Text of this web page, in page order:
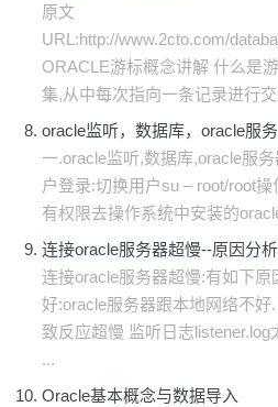
原文
URL:http://www.2cto.com/
ORACLE游标概念讲解 什么是
集,从中每次指向一条记录进行
oracle监听，数据库，oracle服
一.oracle监听,数据库,oracle服
户登录:切换用户su – root/root
有权限去操作系统中安装的
连接oracle服务器超慢--原因分析
连接oracle服务器超慢:有如下原
好:oracle服务器跟本地网络不好
致反应超慢 监听日志
...
Oracle基本概念与数据导入